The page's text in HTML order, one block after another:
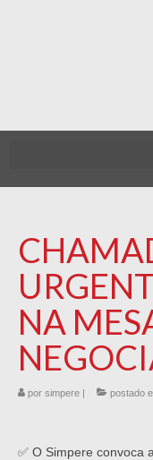
NA
por simpere | postado
✅ O Simpere convoca